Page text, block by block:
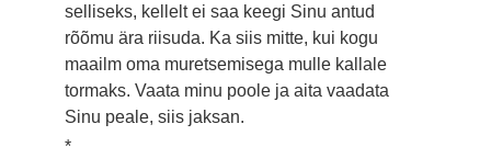
selliseks, kellelt ei saa keegi Sinu antud
rõõmu ära riisuda. Ka siis mitte, kui kogu
maailm oma muretsemisega mulle kallale
tormaks. Vaata minu poole ja aita vaadata
Sinu peale, siis jaksan.
*